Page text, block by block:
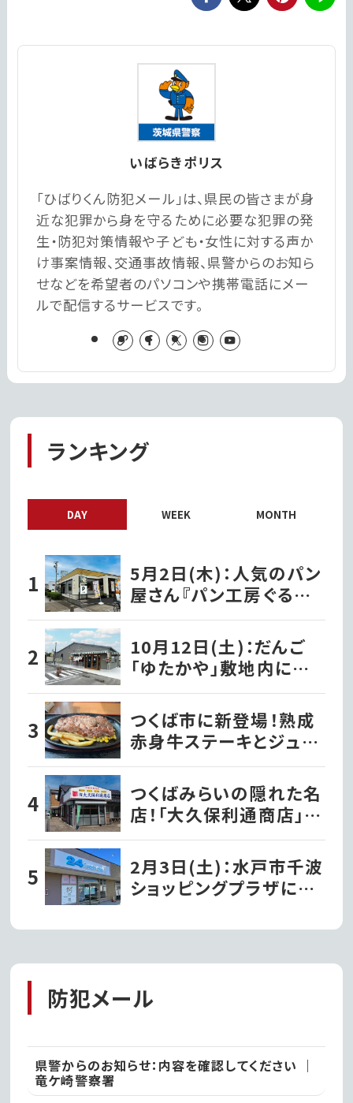
いばらきポリス
「ひばりくん防犯メール」は、県民の皆さまが身
近な犯罪から身を守るために必要な犯罪の発
生・防犯対策情報や子ども・女性に対する声か
け事案情報、交通事故情報、県警からのお知ら
せなどを希望者のパソコンや携帯電話にメー
ルで配信するサービスです。
ランキング
DAY WEEK MONTH
5月2日(木)：人気のパン
屋さん『パン工房ぐるぐる
笠原店』として水戸市笠
原にオープン!!
10月12日(土)：だんご
「ゆたかや」敷地内に洋
菓子店『パティスリーナ
カヤマ』がグランドオー
プン!!｜常総市
つくば市に新登場！熟成
赤身牛ステーキとジュー
シーハンバーグが自慢の
『ビッグシェフ亭』｜つく
ば市
つくばみらいの隠れた名
店！「大久保利通商店」の
絶品草餅を堪能!!｜つく
ばみらい市
2月3日(土)：水戸市千波
ショッピングプラザに
戸店』がオープンするよ
防犯メール
県警からのお知らせ：内容を確認してください ｜
竜ケ崎警察署